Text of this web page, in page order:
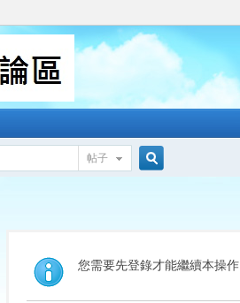
帖子
索
您需要先登錄才能繼續本操作